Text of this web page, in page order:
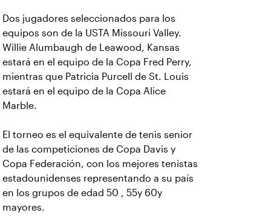
Dos jugadores seleccionados para los
equipos son de la USTA Missouri Valley.
Willie Alumbaugh de Leawood, Kansas
estará en el equipo de la Copa Fred Perry,
mientras que Patricia Purcell de St. Louis
estará en el equipo de la Copa Alice
Marble.
El torneo es el equivalente de tenis senior
de las competiciones de Copa Davis y
Copa Federación, con los mejores tenistas
estadounidenses representando a su país
en los grupos de edad 50 , 55y 60y
mayores.